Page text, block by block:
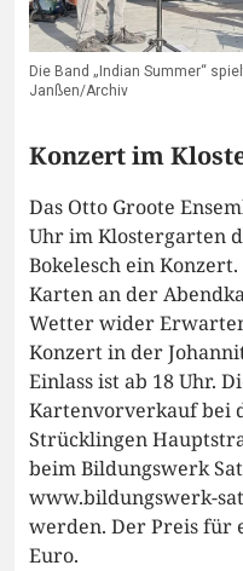
Die Band „Indian Summer“
Janßen/Archiv
Konzert im
Das Otto Groote
Uhr im Klostergarten
Bokelesch ein
Karten an der
Wetter wider
Konzert in der
Einlass ist ab 18 Uhr.
Kartenvorverkauf bei
Strücklingen
beim Bildungswerk
www.bildungswerk-
werden. Der Preis für
Euro.